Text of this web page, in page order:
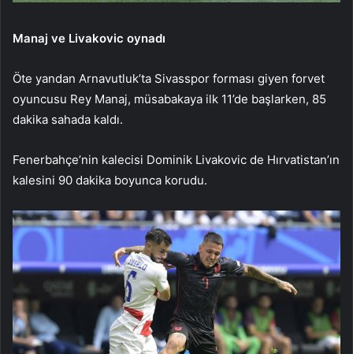
Manaj ve Livakovic oynadı
Öte yandan Arnavutluk’ta Sivasspor forması giyen forvet
oyuncusu Rey Manaj, müsabakaya ilk 11’de başlarken, 85
dakika sahada kaldı.
Fenerbahçe’nin kalecisi Dominik Livakovic de Hırvatistan’ın
kalesini 90 dakika boyunca korudu.